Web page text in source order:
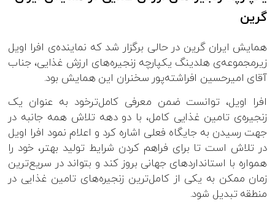
گرین
همایش ایران گرین در حالی برگزار شد که نماینده‌ی افرا اویل
زیرمجموعه‌ی هلدینگ یکپارچه زنجیره‌های ارزش غذایی، جناب
آقای امیرحسین افراشته‌پور سخنران این همایش بود.
افرا اویل، توانست ضمن معرفی کامل‌ترخود به عنوان یک
زنجیره‌ی تامین غذایی کامل، با دو دهه تلاش همه جانبه در
جهت رسیدن به جایگاه فعلی اشاره کرد و اعلام نمود افرا اویل
در تلاش است تا برای فراهم کردن شرایط تولید بهتر، خود را
همواره با استانداردهای جهانی بروز کند و بتواند در سریع‌ترین
زمان ممکن به یکی از کامل‌ترین زنجیره‌های تامین غذایی در
منطقه تبدیل شود.